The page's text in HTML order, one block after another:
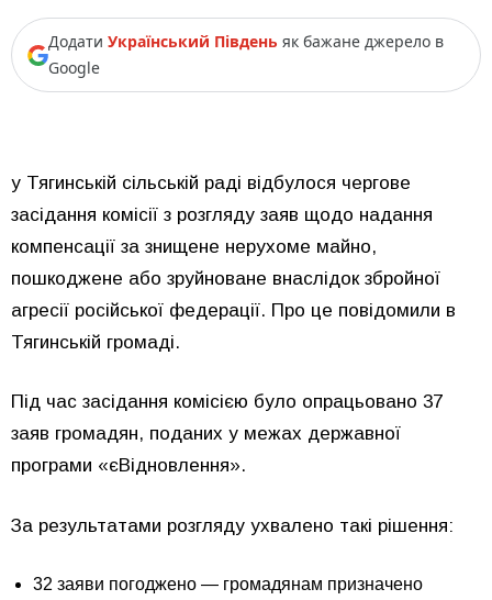
Додати Український Південь як бажане джерело в
Google
у Тягинській сільській раді відбулося чергове
засідання комісії з розгляду заяв щодо надання
компенсації за знищене нерухоме майно,
пошкоджене або зруйноване внаслідок збройної
агресії російської федерації. Про це повідомили в
Тягинській громаді.
Під час засідання комісією було опрацьовано 37
заяв громадян, поданих у межах державної
програми «єВідновлення».
За результатами розгляду ухвалено такі рішення:
32 заяви погоджено — громадянам призначено